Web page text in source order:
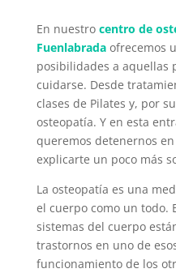
En nuestro centro de
Fuenlabradaofrecemos
posibilidades a aquellas
cuidarse. Desde
clases de Pilates y, por
osteopatía. Y en esta
queremos detenernos
explicarte un poco más
La osteopatía es una
el cuerpo como un todo.
sistemas del cuerpo
trastornos en uno de
funcionamiento de los